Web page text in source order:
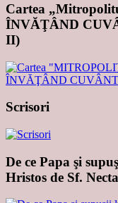
Cartea
ÎNVĂŢÂND
II)
Scrisori
De ce Papa şi
Hristos de Sf.